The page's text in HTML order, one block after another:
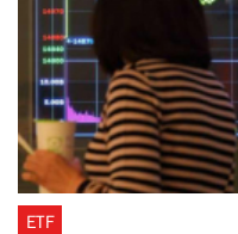
ETF